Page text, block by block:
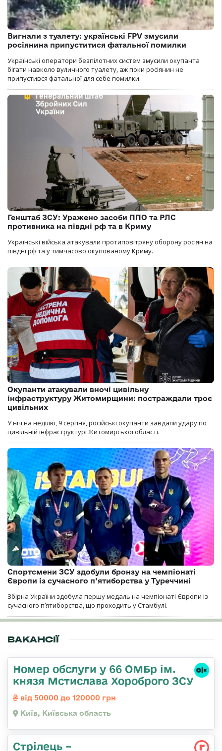
Вигнали з туалету: українські FPV змусили
росіянина припуститися фатальної помилки
Українські оператори безпілотних систем змусили окупанта
бігати навколо вуличного туалету, аж поки росіянин не
припустився фатальної для себе помилки.
Генштаб ЗСУ: Уражено засоби ППО та РЛС
противника на півдні рф та в Криму
Українські війська атакували протиповітряну оборону росіян на
півдні рф та у тимчасово окупованому Криму.
Окупанти атакували вночі цивільну
інфраструктуру Житомирщини: постраждали троє
цивільних
У ніч на неділю, 9 серпня, російські окупанти завдали удару по
цивільній інфраструктурі Житомирської області.
Спортсмени ЗСУ здобули бронзу на чемпіонаті
Європи із сучасного п’ятиборства у Туреччині
Збірна України здобула першу медаль на чемпіонаті Європи із
сучасного п’ятиборства, що проходить у Стамбулі.
ВАКАНСІЇ
Номер обслуги у 66 ОМБр ім.
князя Мстислава Хороброго ЗСУ
від 50000 до 120000 грн
Київ, Київська область
Стрілець –